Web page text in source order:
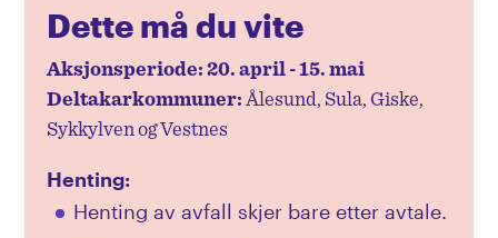
Slam
Kontakt oss
Aktuelt
Attvin og forvaltning
Dette må du vite
Aksjonsperiode: 20. april - 15. mai
Deltakarkommuner: Ålesund, Sula, Giske,
Sykkylven og Vestnes
Henting:
Henting av avfall skjer bare etter avtale.